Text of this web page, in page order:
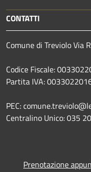
CONTATTI
Comune di Treviolo Via
Codice Fiscale:
Partita IVA:
PEC:
Centralino Unico:035
Prenotazione